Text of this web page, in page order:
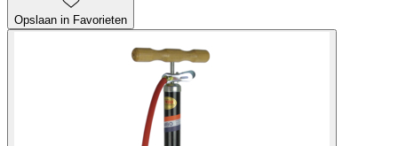
Opslaan in Favorieten